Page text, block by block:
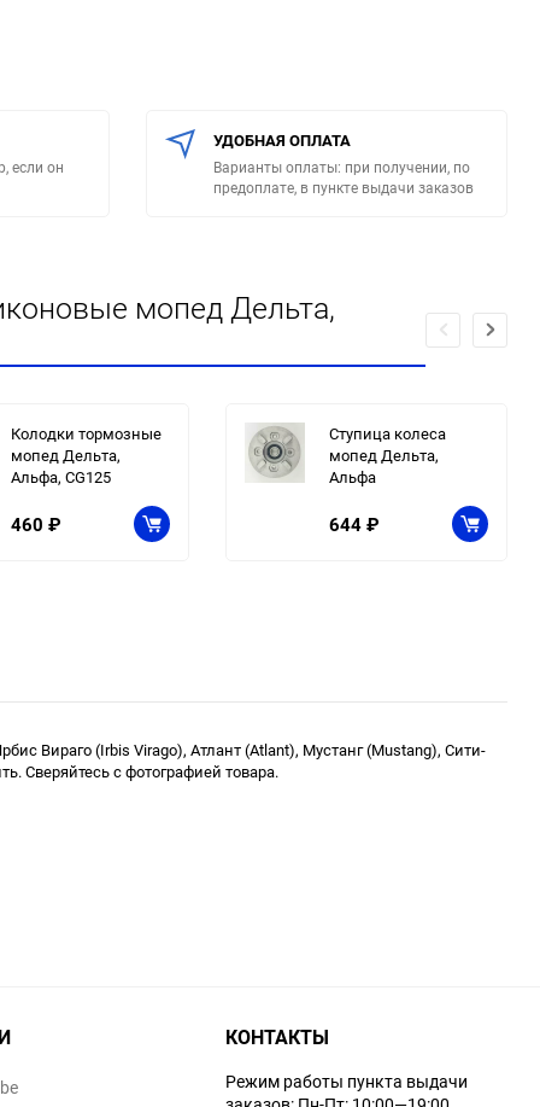
если он
УДОБНАЯ ОПЛАТА
Варианты оплаты: при получении, по
предоплате, в пункте выдачи заказов
мопед Дельта,
Колодки тормозные
мопед Дельта,
Альфа, CG125
460 ₽
Ступица колеса
мопед Дельта,
Альфа
644 ₽
Вираго (Irbis Virago), Атлант (Atlant), Мустанг (Mustang), Сити-
Сверяйтесь с фотографией товара.
КОНТАКТЫ
Режим работы пункта выдачи